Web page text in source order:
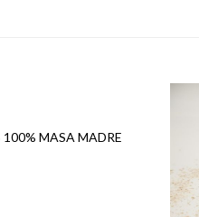
100% MASA MADRE